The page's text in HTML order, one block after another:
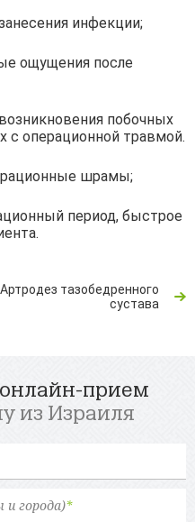
инфекции;
ощущения после
побочных
с операционной травмой.
шрамы;
период, быстрое
Артродез тазобедренного
сустава
прием
из Израиля
города)*